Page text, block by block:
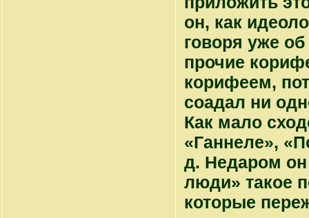
он, как
говоря уже
прочие
корифеем,
соадал ни
Как мало
«Ганнеле»,
д. Недаром
люди» такое
которые